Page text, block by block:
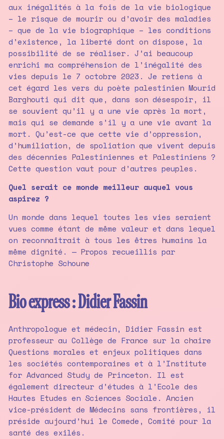
aux inégalités à la fois de la vie biologique
– le risque de mourir ou d’avoir des maladies
– que de la vie biographique – les conditions
d’existence, la liberté dont on dispose, la
possibilité de se réaliser. J’ai beaucoup
enrichi ma compréhension de l’inégalité des
vies depuis le 7 octobre 2023. Je retiens à
cet égard les vers du poète palestinien Mourid
Barghouti qui dit que, dans son désespoir, il
se souvient qu’il y a une vie après la mort,
mais qui se demande s’il y a une vie avant la
mort. Qu’est-ce que cette vie d’oppression,
d’humiliation, de spoliation que vivent depuis
des décennies Palestiniennes et Palestiniens ?
Cette question vaut pour d’autres peuples.
Quel serait ce monde meilleur auquel vous
aspirez ?
Un monde dans lequel toutes les vies seraient
vues comme étant de même valeur et dans lequel
on reconnaîtrait à tous les êtres humains la
même dignité. — Propos recueillis par
Christophe Schoune
Bio express : Didier Fassin
Anthropologue et médecin, Didier Fassin est
professeur au Collège de France sur la chaire
Questions morales et enjeux politiques dans
les sociétés contemporaines et à l’Institute
for Advanced Study de Princeton. Il est
également directeur d’études à l’Ecole des
Hautes Etudes en Sciences Sociale. Ancien
vice-président de Médecins sans frontières, il
préside aujourd’hui le Comede, Comité pour la
santé des exilés.